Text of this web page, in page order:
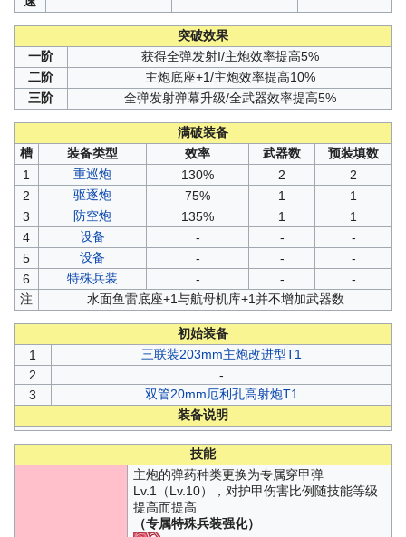
突破效果
一阶
获得全弹发射I/主炮效率提高5%
二阶
主炮底座+1/主炮效率提高10%
三阶
全弹发射弹幕升级/全武器效率提高5%
满破装备
槽
装备类型 效率 武器数
预装填数
1
重巡炮 130% 2
2
2
驱逐炮 75% 1
1
3
防空炮 135% 1
1
4
设备 - -
-
5
设备 - -
-
6
特殊兵装 - -
-
注
水面鱼雷底座+1与航母机库+1并不增加武器数
初始装备
1
三联装203mm主炮改进型T1
2
-
3
双管20mm厄利孔高射炮T1
装备说明
技能
主炮的弹药种类更换为专属穿甲弹
Lv.1（Lv.10），对护甲伤害比例随技能等级
提高而提高
（专属特殊兵装强化）